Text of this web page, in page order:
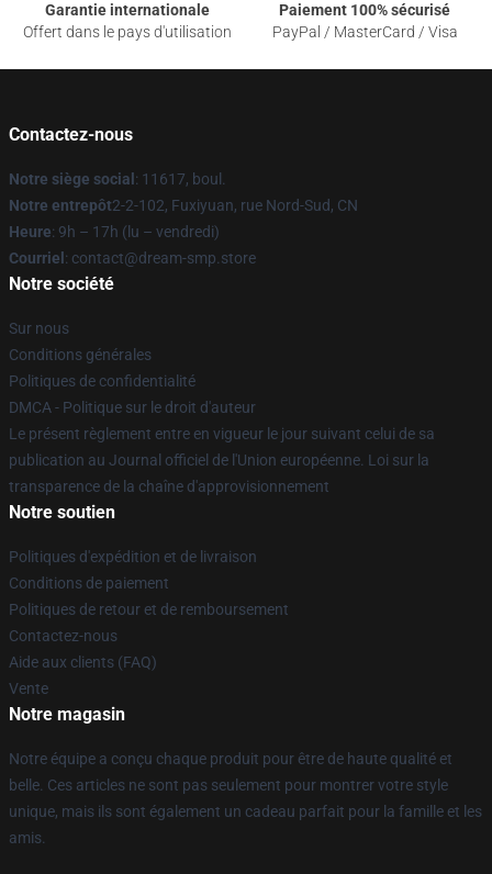
Garantie internationale
Offert dans le pays d'utilisation
Paiement 100% sécurisé
PayPal / MasterCard / Visa
Contactez-nous
Notre siège social : 11617, boul.
Notre entrepôt2-2-102, Fuxiyuan, rue Nord-Sud, CN
Heure: 9h – 17h (lu – vendredi)
Courriel : contact@dream-smp.store
Notre société
Sur nous
Conditions générales
Politiques de confidentialité
DMCA - Politique sur le droit d'auteur
Le présent règlement entre en vigueur le jour suivant celui de sa
publication au Journal officiel de l'Union européenne. Loi sur la
transparence de la chaîne d'approvisionnement
Notre soutien
Politiques d'expédition et de livraison
Conditions de paiement
Politiques de retour et de remboursement
Contactez-nous
Aide aux clients (FAQ)
Vente
Notre magasin
Notre équipe a conçu chaque produit pour être de haute qualité et
belle. Ces articles ne sont pas seulement pour montrer votre style
unique, mais ils sont également un cadeau parfait pour la famille et les
amis.